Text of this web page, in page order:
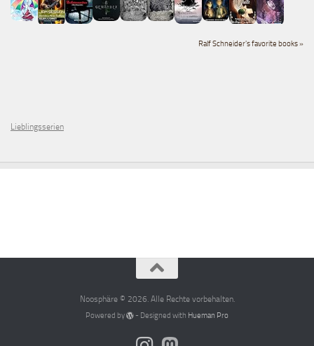
Ralf Schneider's favorite books »
Lieblingsserien
Noosphäre © 2026. Alle Rechte vorbehalten.
Powered by - Designed with Hueman Pro